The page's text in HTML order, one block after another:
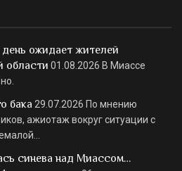
ожидает жителей
области 01.08.2026 В Миассе
бака 29.07.2026 По мнению
ажиотаж вокруг ситуации с
синева над Миассом…